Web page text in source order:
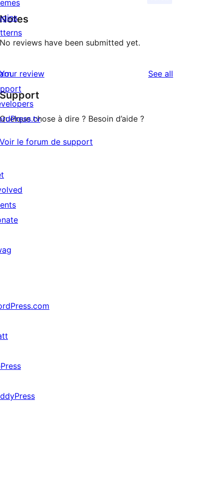
Notes
No reviews have been submitted yet.
Your review See all
Support
Quelque chose à dire ? Besoin d’aide ?
Voir le forum de support